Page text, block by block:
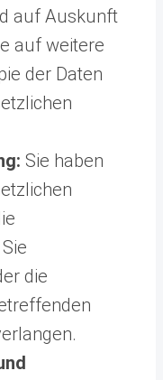
auf Auskunft
auf weitere
der Daten
Sie haben
die